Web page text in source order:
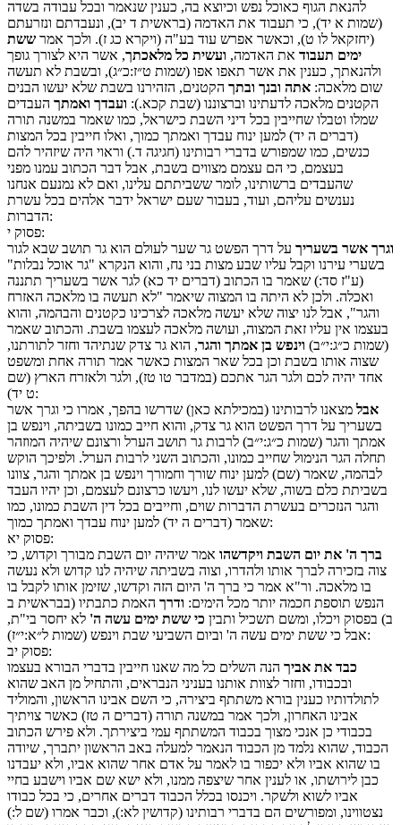
להנאת הגוף כאוכל נפש וכיוצא בה, כענין שנאמר ובכל עבודה בשדה
(שמות א יד), כי תעבוד את האדמה (בראשית ד יב), ונעבדתם ונזרעתם
(יחזקאל לו ט), וכאשר אפרש עוד בע"ה (ויקרא כג ז). ולכך אמר ששת
ימים תעבוד את האדמה, ועשית כל מלאכתך, אשר היא לצורך גופך
ולהנאתך, כענין את אשר תאפו אפו (שמות ט״ז:כ״ג), ובשבת לא תעשה
שום מלאכה: אתה ובנך ובתך הקטנים, הזהירנו בשבת שלא יעשו הבנים
הקטנים מלאכה לדעתינו וברצוננו (שבת קכא.): ועבדך ואמתך העבדים
שמלו וטבלו שחייבין בכל דיני השבת כישראל, כמו שאמר במשנה תורה
(דברים ה יד) למען ינוח עבדך ואמתך כמוך, ואלו חייבין בכל המצות
כנשים, כמו שמפורש בדברי רבותינו (חגיגה ד.) וראוי היה שיזהיר להם
בעצמם, כי הם עצמם מצווים בשבת, אבל דבר הכתוב עמנו מפני
שהעבדים ברשותינו, לומר ששביתתם עלינו, ואם לא נמנעם אנחנו
נענשים עליהם, ועוד, בעבור שעם ישראל ידבר אלהים בכל עשרת
הדברות:
פסוק י
:
וגרך אשר בשעריך על דרך הפשט גר שער לעולם הוא גר תושב שבא לגור
בשערי עירנו וקבל עליו שבע מצות בני נח, והוא הנקרא "גר אוכל נבלות"
(ע"ז סד:) שאמר בו הכתוב (דברים יד כא) לגר אשר בשעריך תתננה
ואכלה. ולכן לא היתה בו המצוה שיאמר "לא תעשה בו מלאכה האזרח
והגר", אבל לנו יצוה שלא יעשה מלאכה לצרכינו כקטנים והבהמה, והוא
בעצמו אין עליו זאת המצוה, ועושה מלאכה לעצמו בשבת. והכתוב שאמר
(שמות כ״ג:י״ב) וינפש בן אמתך והגר, הוא גר צדק שנתיהד וחזר לתורתנו,
שצוה אותו בשבת וכן בכל שאר המצות כאשר אמר תורה אחת ומשפט
אחד יהיה לכם ולגר הגר אתכם (במדבר טו טז), ולגר ולאזרח הארץ (שם
ט יד):
אבל מצאנו לרבותינו (במכילתא כאן) שדרשו בהפך, אמרו כי וגרך אשר
בשעריך על דרך הפשט הוא גר צדק, והוא חייב כמונו בשביתה, וינפש בן
אמתך והגר (שמות כ״ג:י״ב) לרבות גר תושב הערל ורצונם שיהיה המוזהר
תחלה הגר הנימול שחייב כמונו, והכתוב השני לרבות הערל. ולפיכך הוקש
לבהמה, שאמר (שם) למען ינוח שורך וחמורך וינפש בן אמתך והגר, צוונו
בשביתת כלם בשוה, שלא יעשו לנו, ויעשו כרצונם לעצמם, וכן יהיו העבד
והגר הנזכרים בעשרת הדברות שוים, וחייבים בכל דין השבת כמונו, כמו
שאמר (דברים ה יד) למען ינוח עבדך ואמתך כמוך:
פסוק יא
:
ברך ה' את יום השבת ויקדשהו אמר שיהיה יום השבת מבורך וקדוש, כי
צוה בזכירה לברך אותו ולהדרו, וצוה בשביתה שיהיה לנו קדוש ולא נעשה
בו מלאכה. ור"א אמר כי ברך ה' היום הזה וקדשו, שזימן אותו לקבל בו
הנפש תוספת חכמה יותר מכל הימים: ודרך האמת כתבתיו (בבראשית ב
ב) בפסוק ויכלו, ומשם תשכיל ותבין כי ששת ימים עשה ה' לא יחסר בי"ת,
אבל כי ששת ימים עשה ה' וביום השביעי שבת וינפש (שמות ל״א:י״ז):
פסוק יב
:
כבד את אביך הנה השלים כל מה שאנו חייבין בדברי הבורא בעצמו
ובכבודו, וחזר לצוות אותנו בעניני הנבראים, והתחיל מן האב שהוא
לתולדותיו כענין בורא משתתף ביצירה, כי השם אבינו הראשון, והמוליד
אבינו האחרון, ולכך אמר במשנה תורה (דברים ה טז) כאשר צויתיך
בכבודי כן אנכי מצוך בכבוד המשתתף עמי ביצירתך. ולא פירש הכתוב
הכבוד, שהוא נלמד מן הכבוד הנאמר למעלה באב הראשון יתברך, שיודה
בו שהוא אביו ולא יכפור בו לאמר על אדם אחר שהוא אביו, ולא יעבדנו
כבן לירושתו, או לענין אחר שיצפה ממנו, ולא ישא שם אביו וישבע בחיי
אביו לשוא ולשקר. ויכנסו בכלל הכבוד דברים אחרים, כי בכל כבודו
נצטווינו, ומפורשים הם בדברי רבותינו (קדושין לא:), וכבר אמרו (שם ל:)